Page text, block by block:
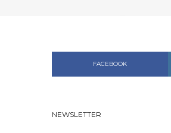
FACEBOOK
NEWSLETTER